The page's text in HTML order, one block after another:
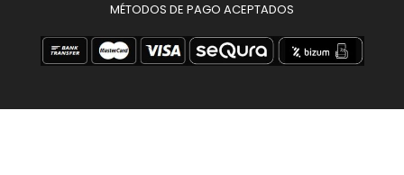
MÉTODOS DE PAGO ACEPTADOS